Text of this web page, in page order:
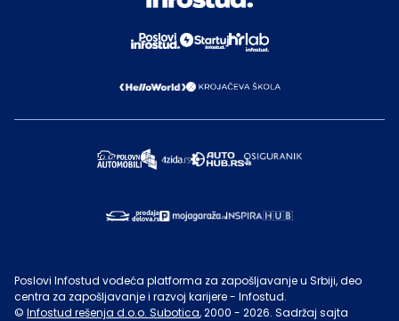
Poslovi Infostud vodeća platforma za zapošljavanje u Srbiji, deo
centra za zapošljavanje i razvoj karijere - Infostud.
© Infostud rešenja d.o.o. Subotica, 2000 - 2026. Sadržaj sajta